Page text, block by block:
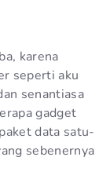
karena
seperti aku
senantiasa
gadget
data satu-
sebenernya